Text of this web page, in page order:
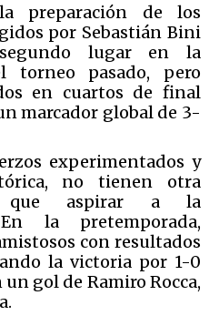
preparación de los
por Sebastián Bini
lugar en la
torneo pasado, pero
en cuartos de final
marcador global de 3-
experimentados y
no tienen otra
que aspirar a la
la pretemporada,
con resultados
la victoria por 1-0
gol de Ramiro Rocca,